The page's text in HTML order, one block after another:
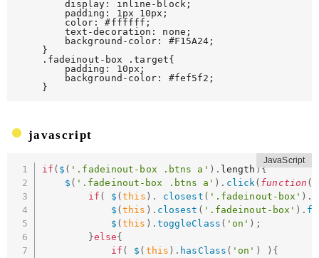
}
.fadeinout-box .target{
}
javascript
if ( $ ( '.fadeinout-box .btns a' ) . length ){
$ ( '.fadeinout-box .btns a' ) . click( function (
if ( $ (this ) . closest ( '.fadeinout-box' ) .
$ (this ) . closest ( '.fadeinout-box' ) .
$ (this ) . toggleClass ( 'on' ) ;
}else{
if ( $ ( this ) . hasClass ( 'on' ) ) {